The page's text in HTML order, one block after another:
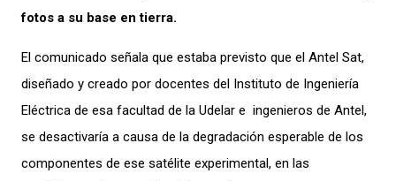
fotos a su base en tierra.
El comunicado señala que estaba previsto que el Antel Sat,
diseñado y creado por docentes del Instituto de Ingeniería
Eléctrica de esa facultad de la Udelar e ingenieros de Antel,
se desactivaría a causa de la degradación esperable de los
componentes de ese satélite experimental, en las